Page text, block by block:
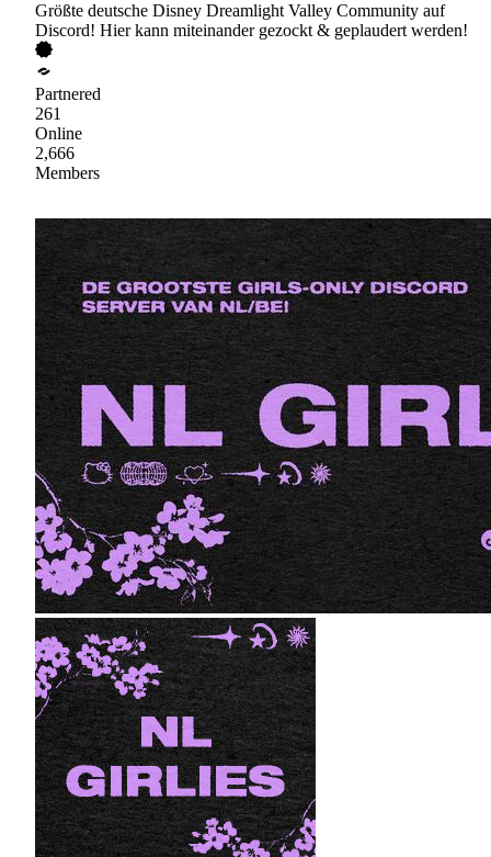
Größte deutsche Disney Dreamlight Valley Community auf
Discord! Hier kann miteinander gezockt & geplaudert werden!
Partnered
261
Online
2,666
Members